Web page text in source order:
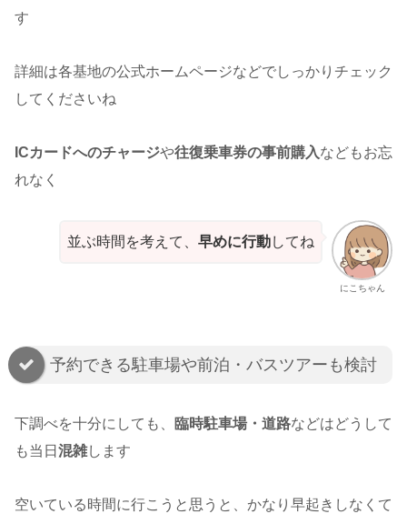
す
詳細は各基地の公式ホームページなどでしっかりチェック
してくださいね
ICカードへのチャージや往復乗車券の事前購入などもお忘
れなく
にこちゃん
並ぶ時間を考えて、早めに行動してね
予約できる駐車場や前泊・バスツアーも検討
下調べを十分にしても、 臨時駐車場・道路などはどうして
も当日 混雑します
空いている時間に行こうと思うと、かなり早起きしなくて